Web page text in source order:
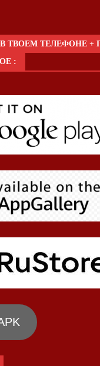
ТВОЕМ ТЕЛЕФОНЕ +
: